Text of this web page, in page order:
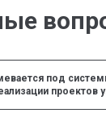
под
проектов